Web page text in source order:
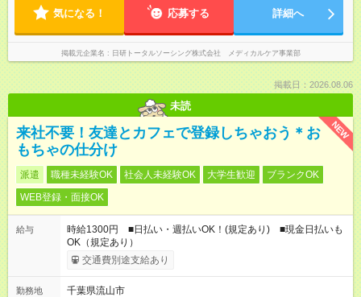
気になる！ 応募する 詳細へ
掲載元企業名 日研トータルソーシング株式会社 メディカルケア事業部
掲載日：2026.08.06
未読
NEW
来社不要！友達とカフェで登録しちゃおう＊お
もちゃの仕分け
派遣 職種未経験OK 社会人未経験OK 大学生歓迎
ブランクOK
WEB登録・面接OK
給与
時給1300円 ■日払い・週払いOK！(規定あり) ■現金日払いも
OK（規定あり）
交通費別途支給あり
勤務地
千葉県流山市